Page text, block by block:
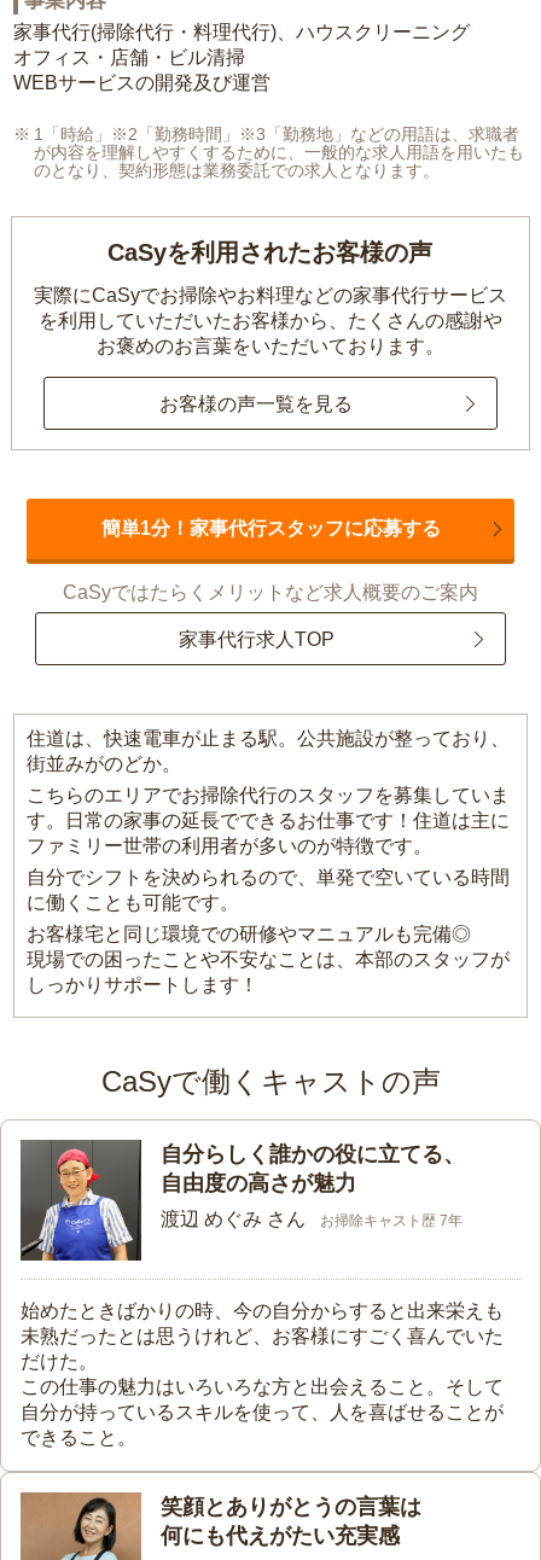
家事代行(掃除代行・料理代行)、ハウスクリーニング
オフィス・店舗・ビル清掃
WEBサービスの開発及び運営
1「時給」※2「勤務時間」※3「勤務地」などの用語は、求職者
が内容を理解しやすくするために、一般的な求人用語を用いたも
のとなり、契約形態は業務委託での求人となります。
CaSyを利用されたお客様の声
実際にCaSyでお掃除やお料理などの家事代行サービス
を利用していただいたお客様から、 たくさんの感謝や
お褒めのお言葉をいただいております。
お客様の声一覧を見る
簡単1分！家事代行スタッフに応募する
CaSyではたらくメリットなど求人概要のご案内
家事代行求人TOP
住道は、快速電車が止まる駅。公共施設が整っており、
街並みがのどか。
こちらのエリアでお掃除代行のスタッフを募集していま
す。日常の家事の延長でできるお仕事です！住道は主に
ファミリー世帯の利用者が多いのが特徴です。
自分でシフトを決められるので、単発で空いている時間
に働くことも可能です。
お客様宅と同じ環境での研修やマニュアルも完備◎
現場での困ったことや不安なことは、本部のスタッフが
しっかりサポートします！
CaSyで働くキャストの声
自分らしく誰かの役に立てる、
自由度の高さが魅力
渡辺 めぐみ さん お掃除キャスト歴 7年
始めたときばかりの時、今の自分からすると出来栄えも
未熟だったとは思うけれど、お客様にすごく喜んでいた
だけた。
この仕事の魅力はいろいろな方と出会えること。そして
自分が持っているスキルを使って、人を喜ばせることが
できること。
笑顔とありがとうの言葉は
何にも代えがたい充実感